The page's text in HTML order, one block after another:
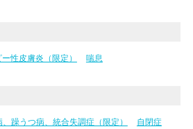
性皮膚炎（限定） 喘息
、躁うつ病、統合失調症（限定）
自閉症